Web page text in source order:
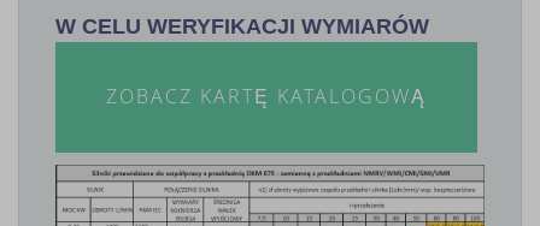
W CELU WERYFIKACJI WYMIARÓW
ZOBACZ KARTĘ KATALOGOWĄ